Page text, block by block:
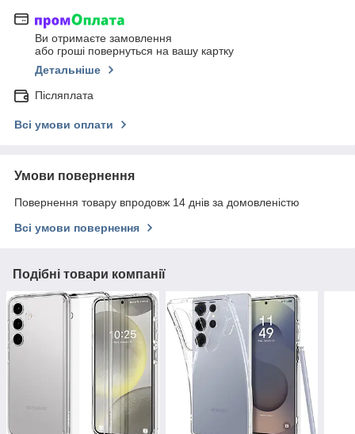
Ви отримаєте замовлення
або гроші повернуться на вашу картку
Детальніше
Післяплата
Всі умови оплати
Умови повернення
Повернення товару впродовж 14 днів за домовленістю
Всі умови повернення
Подібні товари компанії